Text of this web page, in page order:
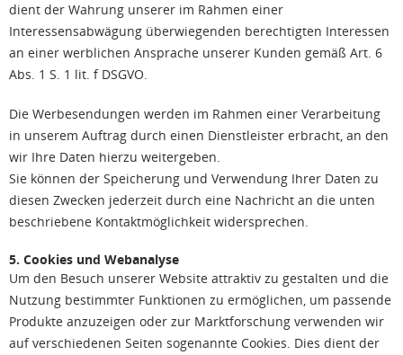
dient der Wahrung unserer im Rahmen einer
Interessensabwägung überwiegenden berechtigten Interessen
an einer werblichen Ansprache unserer Kunden gemäß Art. 6
Abs. 1 S. 1 lit. f DSGVO.
Die Werbesendungen werden im Rahmen einer Verarbeitung
in unserem Auftrag durch einen Dienstleister erbracht, an den
wir Ihre Daten hierzu weitergeben.
Sie können der Speicherung und Verwendung Ihrer Daten zu
diesen Zwecken jederzeit durch eine Nachricht an die unten
beschriebene Kontaktmöglichkeit widersprechen.
5. Cookies und Webanalyse
Um den Besuch unserer Website attraktiv zu gestalten und die
Nutzung bestimmter Funktionen zu ermöglichen, um passende
Produkte anzuzeigen oder zur Marktforschung verwenden wir
auf verschiedenen Seiten sogenannte Cookies. Dies dient der